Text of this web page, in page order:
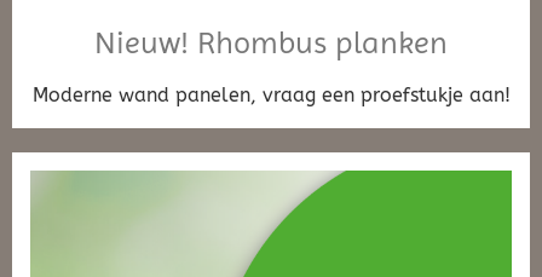
Nieuw! Rhombus planken
Moderne wand panelen, vraag een proefstukje aan!